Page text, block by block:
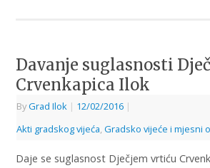
Davanje suglasnosti
Crvenkapica Ilok
ByGrad Ilok | 12/02/2016 |
Akti gradskog vijeća, Gradsko vijeće i mjesni
Daje se suglasnost Dječjem vrtiću